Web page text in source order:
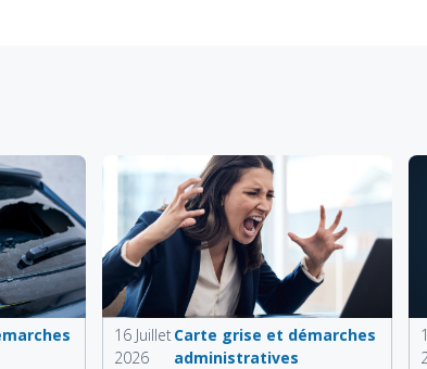
16 Juillet
2026
Carte grise et démarches
administratives